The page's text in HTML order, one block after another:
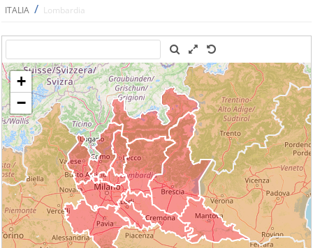
ITALIA / Lombardia